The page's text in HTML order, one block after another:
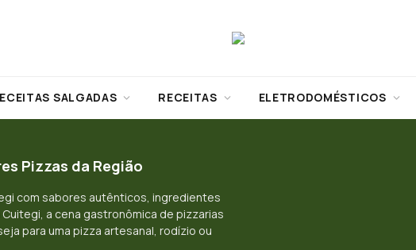
SALGADAS RECEITAS ELETRODOMÉSTICOS
Pizzas da Região
com sabores autênticos, ingredientes
a cena gastronômica de pizzarias
para uma pizza artesanal, rodízio ou